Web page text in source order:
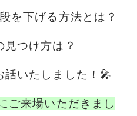
を下げる方法とは？
見つけ方は？
話いたしました！🎤
ご来場いただきまし